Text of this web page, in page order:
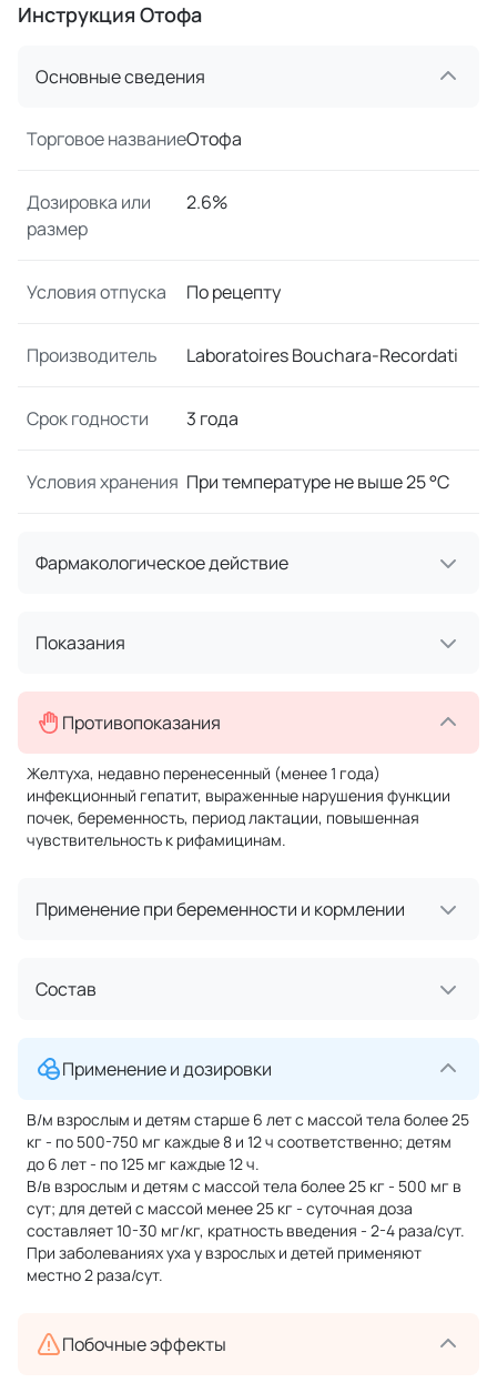
Инструкция Отофа
Основные сведения
Торговое названиеОтофа
Дозировка или
размер
2.6%
Условия отпуска По рецепту
Производитель Laboratoires Bouchara-Recordati
Срок годности 3 года
Условия хранения При температуре не выше 25 °C
Фармакологическое действие
Показания
Противопоказания
Желтуха, недавно перенесенный (менее 1 года)
инфекционный гепатит, выраженные нарушения функции
почек, беременность, период лактации, повышенная
чувствительность к рифамицинам.
Применение при беременности и кормлении
Состав
Применение и дозировки
В/м взрослым и детям старше 6 лет с массой тела более 25
кг - по 500-750 мг каждые 8 и 12 ч соответственно; детям
до 6 лет - по 125 мг каждые 12 ч.
В/в взрослым и детям с массой тела более 25 кг - 500 мг в
сут; для детей с массой менее 25 кг - суточная доза
составляет 10-30 мг/кг, кратность введения - 2-4 раза/сут.
При заболеваниях уха у взрослых и детей применяют
местно 2 раза/сут.
Побочные эффекты